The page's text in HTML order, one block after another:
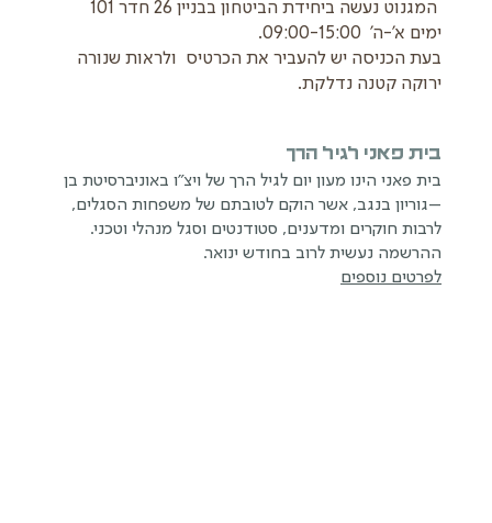
המגנוט נעשה ביחידת הביטחון בבניין 26 חדר 101
ימים א’-ה’ 09:00-15:00.
בעת הכניסה יש להעביר את הכרטיס ולראות שנורה
ירוקה קטנה נדלקת.
בית פאני לגיל הרך
בית פאני הינו מעון יום לגיל הרך של ויצ"ו באוניברסיטת בן
–גוריון בנגב, אשר הוקם לטובתם של משפחות הסגלים,
לרבות חוקרים ומדענים, סטודנטים וסגל מנהלי וטכני.
ההרשמה נעשית לרוב בחודש ינואר.
לפרטים נוספים